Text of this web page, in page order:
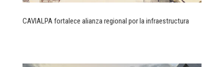
CAVIALPA fortalece alianza regional por la infraestructura